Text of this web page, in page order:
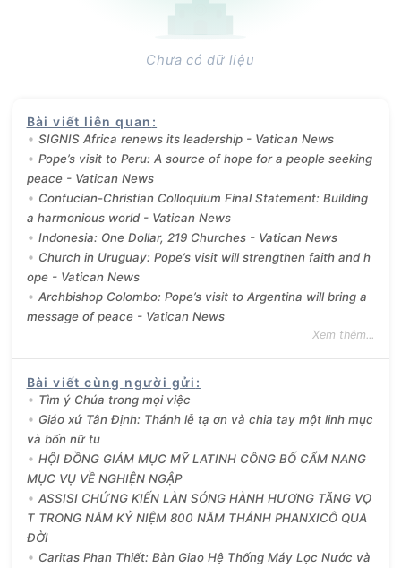
Chưa có dữ liệu
Bài viết liên quan :
SIGNIS Africa renews its leadership - Vatican News
Pope’s visit to Peru: A source of hope for a people seeking
peace - Vatican News
Confucian-Christian Colloquium Final Statement: Building
a harmonious world - Vatican News
Indonesia: One Dollar, 219 Churches - Vatican News
Church in Uruguay: Pope’s visit will strengthen faith and h
ope - Vatican News
Archbishop Colombo: Pope’s visit to Argentina will bring a
message of peace - Vatican News
Xem thêm...
Bài viết cùng người gửi :
Tìm ý Chúa trong mọi việc
Giáo xứ Tân Định: Thánh lễ tạ ơn và chia tay một linh mục
và bốn nữ tu
HỘI ĐỒNG GIÁM MỤC MỸ LATINH CÔNG BỐ CẨM NANG
MỤC VỤ VỀ NGHIỆN NGẬP
ASSISI CHỨNG KIẾN LÀN SÓNG HÀNH HƯƠNG TĂNG VỌ
T TRONG NĂM KỶ NIỆM 800 NĂM THÁNH PHANXICÔ QUA
ĐỜI
Caritas Phan Thiết: Bàn Giao Hệ Thống Máy Lọc Nước và